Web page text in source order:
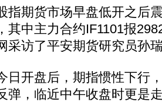
期货市场早盘低开之后
其中主力合约IF1101报
采访了平安期货研究员孙
开盘后，期指惯性下行，
弹，临近中午收盘时更是